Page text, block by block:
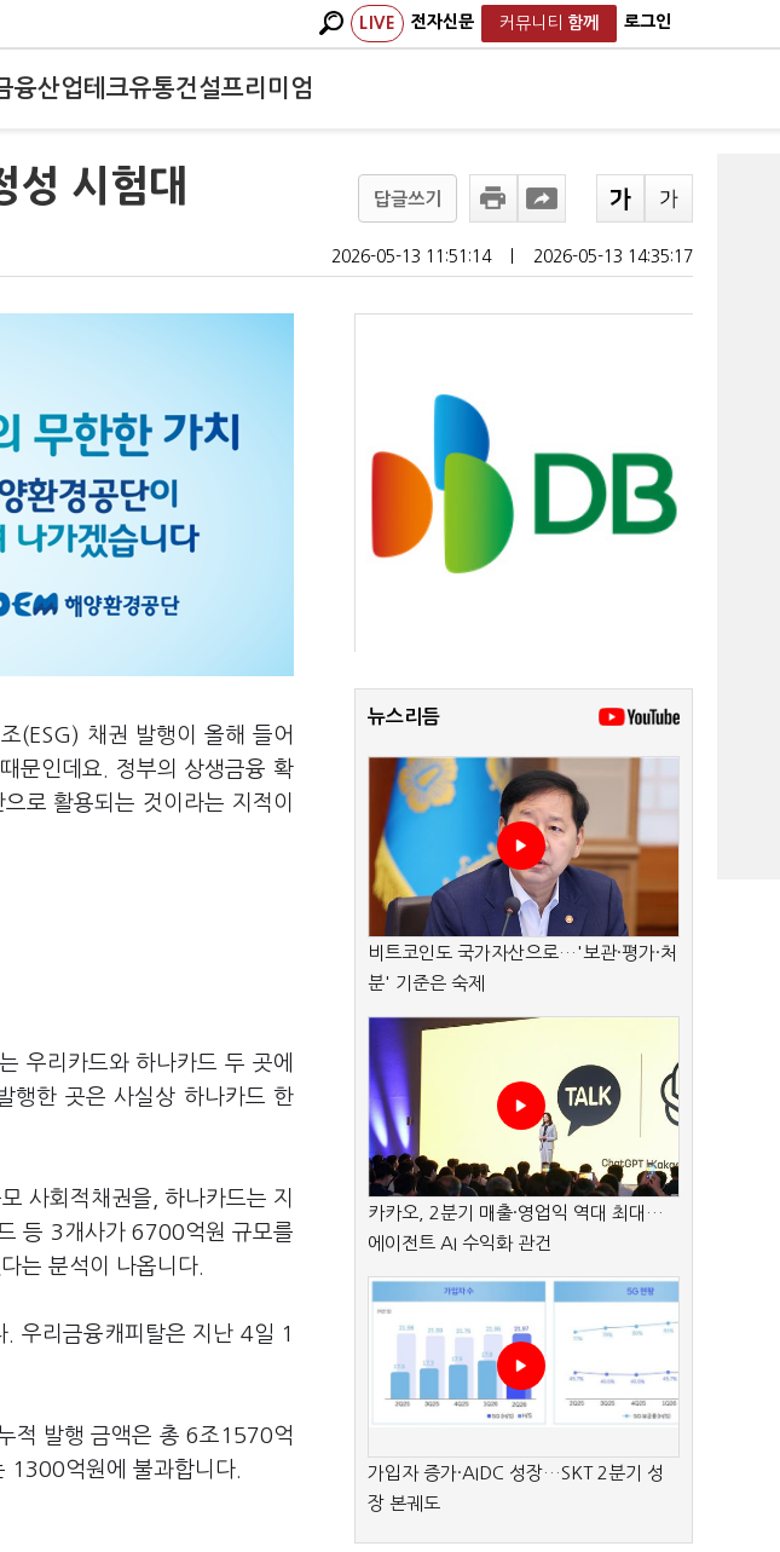
LIVE 전자신문 커뮤니티 함께 로그인
융산업테크유통건설프리미엄
시험대 답글쓰기
2026-05-13 11:51:14 2026-05-13 14:35:17
(ESG) 채권 발행이 올해 들어
문인데요. 정부의 상생금융 확
로 활용되는 것이라는 지적이
우리카드와 하나카드 두 곳에
행한 곳은 사실상 하나카드 한
사회적채권을, 하나카드는 지
등 3개사가 6700억원 규모를
는 분석이 나옵니다.
우리금융캐피탈은 지난 4일 1
적 발행 금액은 총 6조1570억
1300억원에 불과합니다.
뉴스리듬
비트코인도 국가자산으로…'보관·평가·처
분' 기준은 숙제
카카오, 2분기 매출·영업익 역대 최대…
에이전트 AI 수익화 관건
가입자 증가·AIDC 성장…SKT 2분기 성
장 본궤도